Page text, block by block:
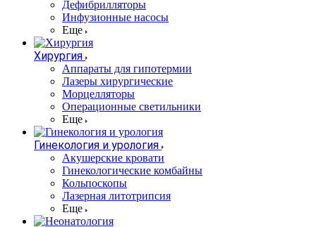
Дефибрилляторы
Инфузионные насосы
Еще
Хирургия
Аппараты для гипотермии
Лазеры хирургические
Морцелляторы
Операционные светильники
Еще
Гинекология и урология
Акушерские кровати
Гинекологические комбайны
Кольпоскопы
Лазерная литотрипсия
Еще